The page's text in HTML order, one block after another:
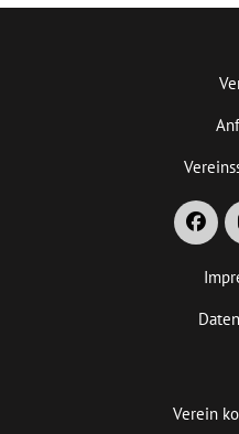
Verein